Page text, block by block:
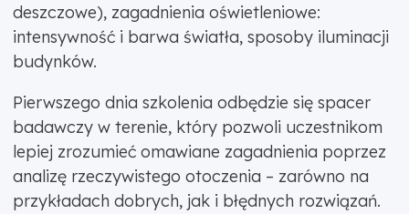
deszczowe), zagadnienia oświetleniowe:
intensywność i barwa światła, sposoby iluminacji
budynków.
Pierwszego dnia szkolenia odbędzie się spacer
badawczy w terenie, który pozwoli uczestnikom
lepiej zrozumieć omawiane zagadnienia poprzez
analizę rzeczywistego otoczenia – zarówno na
przykładach dobrych, jak i błędnych rozwiązań.